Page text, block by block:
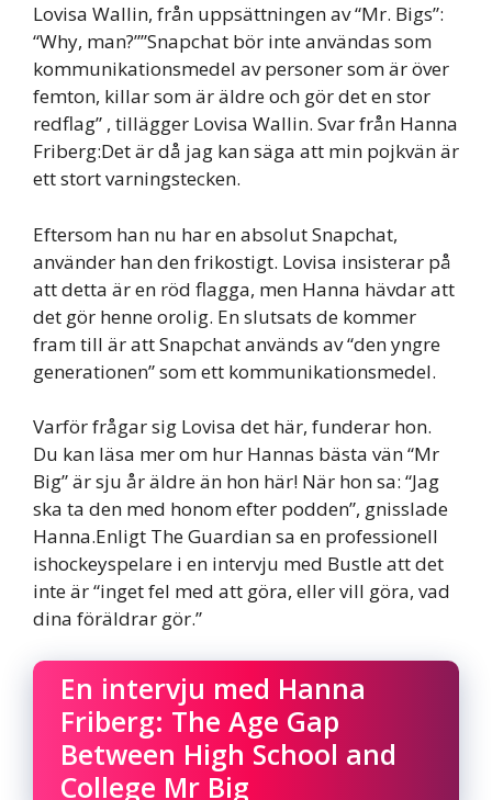
Lovisa Wallin, från uppsättningen av “Mr. Bigs”:
“Why, man?””Snapchat bör inte användas som
kommunikationsmedel av personer som är över
femton, killar som är äldre och gör det en stor
redflag” , tillägger Lovisa Wallin. Svar från Hanna
Friberg:Det är då jag kan säga att min pojkvän är
ett stort varningstecken.
Eftersom han nu har en absolut Snapchat,
använder han den frikostigt. Lovisa insisterar på
att detta är en röd flagga, men Hanna hävdar att
det gör henne orolig. En slutsats de kommer
fram till är att Snapchat används av “den yngre
generationen” som ett kommunikationsmedel.
Varför frågar sig Lovisa det här, funderar hon.
Du kan läsa mer om hur Hannas bästa vän “Mr
Big” är sju år äldre än hon här! När hon sa: “Jag
ska ta den med honom efter podden”, gnisslade
Hanna.Enligt The Guardian sa en professionell
ishockeyspelare i en intervju med Bustle att det
inte är “inget fel med att göra, eller vill göra, vad
dina föräldrar gör.”
En intervju med Hanna
Friberg: The Age Gap
Between High School and
College Mr Big